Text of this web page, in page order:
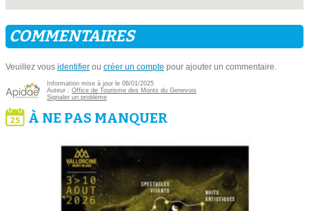
COMMENTAIRES
Veuillez vous identifier ou créer un compte pour ajouter un commentaire.
Information mise à jour le 06/01/2025
Auteur : Office de Tourisme des Monts du Genevois
Signaler un problème
À NE PAS MANQUER